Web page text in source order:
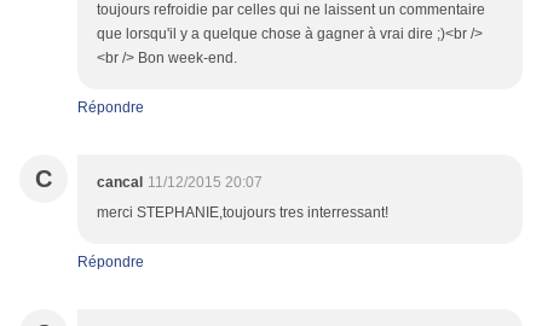
toujours refroidie par celles qui ne laissent un commentaire
que lorsqu'il y a quelque chose à gagner à vrai dire ;)<br />
<br /> Bon week-end.
Répondre
C cancal 11/12/2015 20:07
merci STEPHANIE,toujours tres interressant!
Répondre